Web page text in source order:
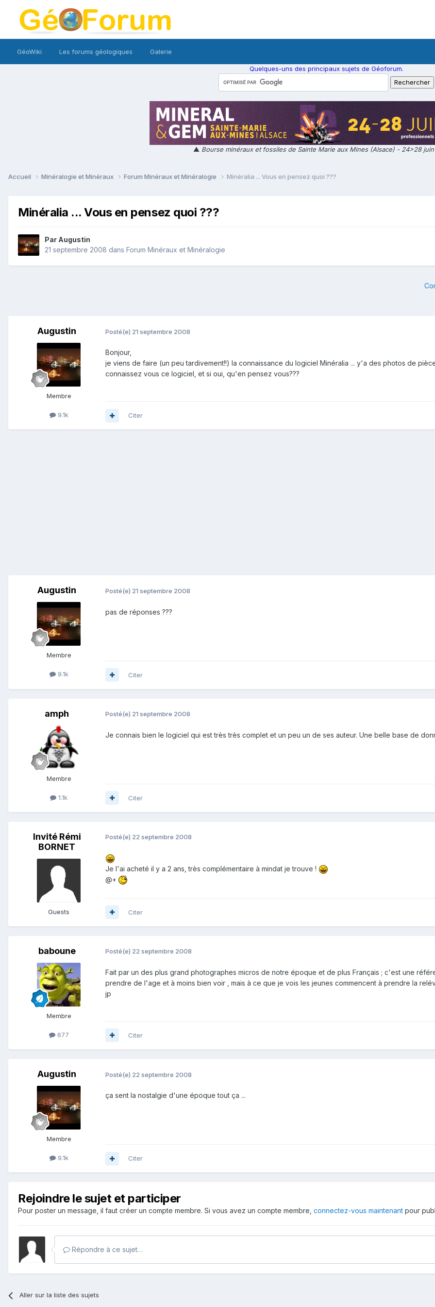
GéoWiki Les forums géologiques Galerie
Quelques-uns des principaux sujets de Géoforum.
▲ Bourse minéraux et fossiles de Sainte Marie aux Mines (Alsace) - 24>28
Accueil Minéralogie et Minéraux Forum Minéraux et Minéralogie Minéralia ... Vous en pensez quoi ???
Minéralia ... Vous en pensez quoi ???
Par Augustin
21 septembre 2008 dans Forum Minéraux et Minéralogie
Augustin
Membre
9.1k
Posté(e) 21 septembre 2008
Bonjour,
je viens de faire (un peu tardivement!!) la connaissance du logiciel Minéralia ... y'a des photos de
connaissez vous ce logiciel, et si oui, qu'en pensez vous???
Citer
Augustin
Membre
9.1k
Posté(e) 21 septembre 2008
pas de réponses ???
Citer
amph
Membre
1.1k
Posté(e) 21 septembre 2008
Je connais bien le logiciel qui est très très complet et un peu un de ses auteur. Une belle base de
Citer
Invité Rémi
BORNET
Guests
Posté(e) 22 septembre 2008
Je l'ai acheté il y a 2 ans, très complémentaire à mindat je trouve !
@+
Citer
baboune
Membre
677
Posté(e) 22 septembre 2008
Fait par un des plus grand photographes micros de notre époque et de plus Français ; c'est une
prendre de l'age et à moins bien voir , mais à ce que je vois les jeunes commencent à prendre la
jp
Citer
Augustin
Membre
9.1k
Posté(e) 22 septembre 2008
ça sent la nostalgie d'une époque tout ça ...
Citer
Rejoindre le sujet et participer
Pour poster un message, il faut créer un compte membre. Si vous avez un compte membre, connectez-vous maintenant pour
Répondre à ce sujet…
Aller sur la liste des sujets